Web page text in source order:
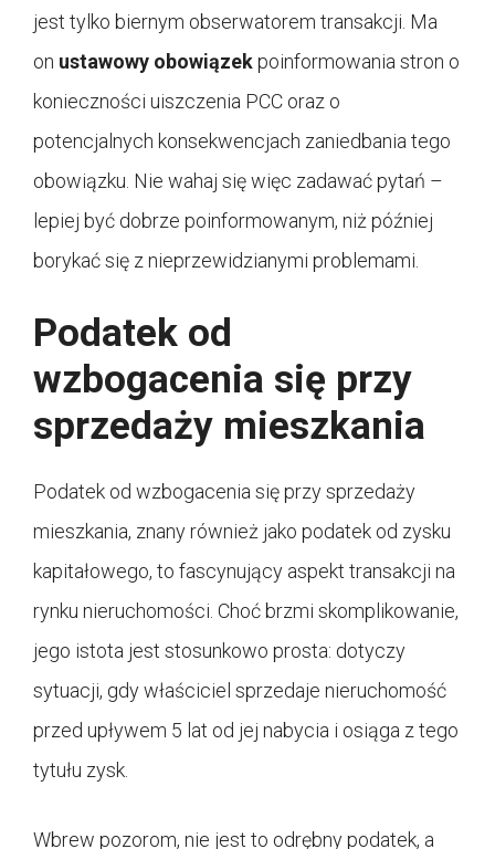
jest tylko biernym obserwatorem transakcji. Ma
on ustawowy obowiązekpoinformowania stron o
konieczności uiszczenia PCC oraz o
potencjalnych konsekwencjach zaniedbania tego
obowiązku. Nie wahaj się więc zadawać pytań –
lepiej być dobrze poinformowanym, niż później
borykać się z nieprzewidzianymi problemami.
Podatek od
wzbogacenia się przy
sprzedaży mieszkania
Podatek od wzbogacenia się przy sprzedaży
mieszkania, znany również jako podatek od zysku
kapitałowego, to fascynujący aspekt transakcji na
rynku nieruchomości. Choć brzmi skomplikowanie,
jego istota jest stosunkowo prosta: dotyczy
sytuacji, gdy właściciel sprzedaje nieruchomość
przed upływem 5 lat od jej nabycia i osiąga z tego
tytułu zysk.
Wbrew pozorom, nie jest to odrębny podatek, a